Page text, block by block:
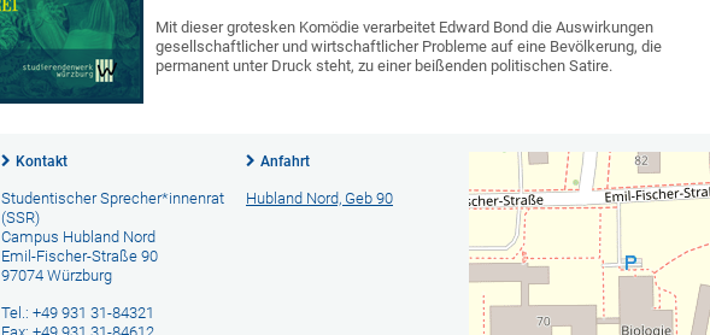
Mit dieser grotesken Komödie verarbeitet Edward Bond die Auswirkungen
gesellschaftlicher und wirtschaftlicher Probleme auf eine Bevölkerung, die
permanent unter Druck steht, zu einer beißenden politischen Satire.
Kontakt
Studentischer Sprecher*innenrat
(SSR)
Campus Hubland Nord
Emil-Fischer-Straße 90
97074 Würzburg
Tel.: +49 931 31-84321
Anfahrt
Hubland Nord, Geb 90